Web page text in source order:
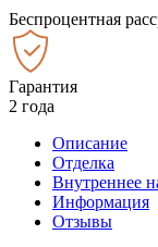
Беспроцентная
Гарантия
2 года
Описание
Отделка
Внутреннее
Информация
Отзывы